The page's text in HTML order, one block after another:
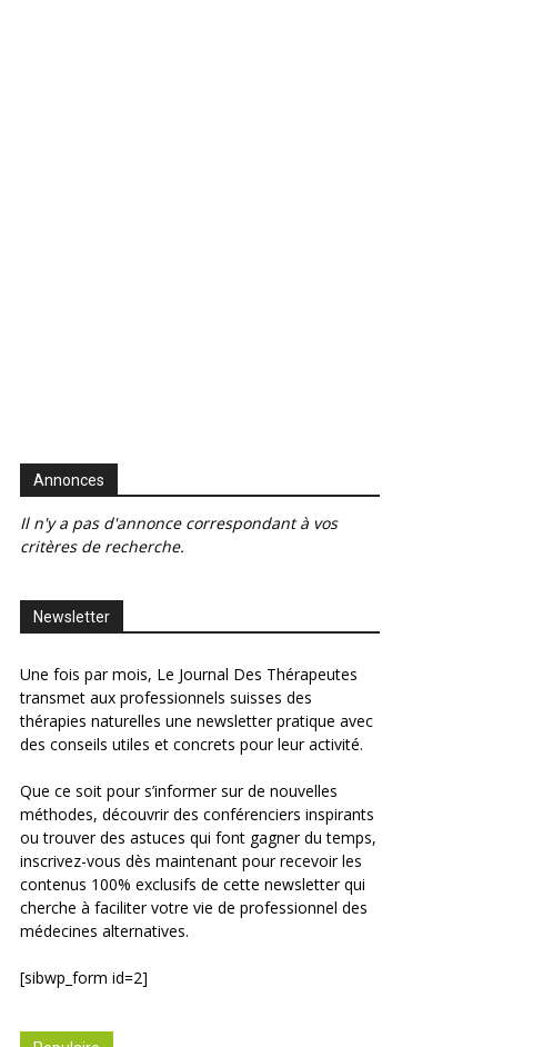
Annonces
Il n'y a pas d'annonce correspondant à vos
critères de recherche.
Newsletter
Une fois par mois, Le Journal Des Thérapeutes
transmet aux professionnels suisses des
thérapies naturelles une newsletter pratique avec
des conseils utiles et concrets pour leur activité.
Que ce soit pour s’informer sur de nouvelles
méthodes, découvrir des conférenciers inspirants
ou trouver des astuces qui font gagner du temps,
inscrivez-vous dès maintenant pour recevoir les
contenus 100% exclusifs de cette newsletter qui
cherche à faciliter votre vie de professionnel des
médecines alternatives.
[sibwp_form id=2]